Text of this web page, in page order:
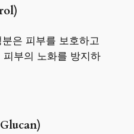
은 피부를 보호하고
부의 노화를 방지하